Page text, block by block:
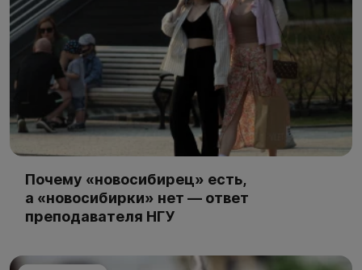
Почему «новосибирец» есть,
а «новосибирки» нет — ответ
преподавателя НГУ